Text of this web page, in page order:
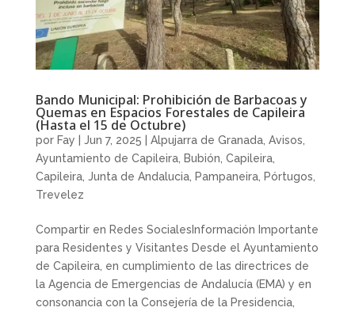
Bando Municipal: Prohibición de Barbacoas y
Quemas en Espacios Forestales de Capileira
(Hasta el 15 de Octubre)
por Fay Jun 7, 2025 Alpujarra de Granada, Avisos,
Ayuntamiento de Capileira, Bubión, Capileira,
Capileira, Junta de Andalucia, Pampaneira, Pórtugos,
Trevelez
Compartir en Redes SocialesInformación Importante
para Residentes y Visitantes Desde el Ayuntamiento
de Capileira, en cumplimiento de las directrices de
la Agencia de Emergencias de Andalucía (EMA) y en
consonancia con la Consejería de la Presidencia,